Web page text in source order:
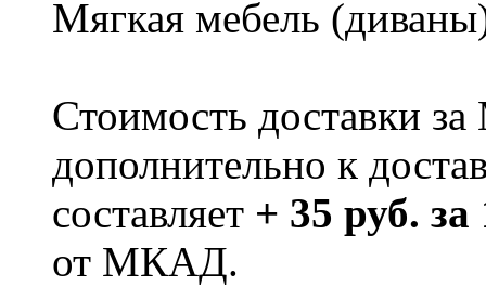
Мягкая мебель
Стоимость доставки
дополнительно к
составляет + 35 руб.
от МКАД.